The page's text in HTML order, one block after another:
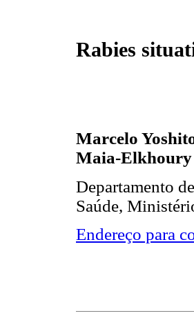
Rabies
Marcelo
Maia-Elkhoury
Departamento
Saúde,
Endereço para